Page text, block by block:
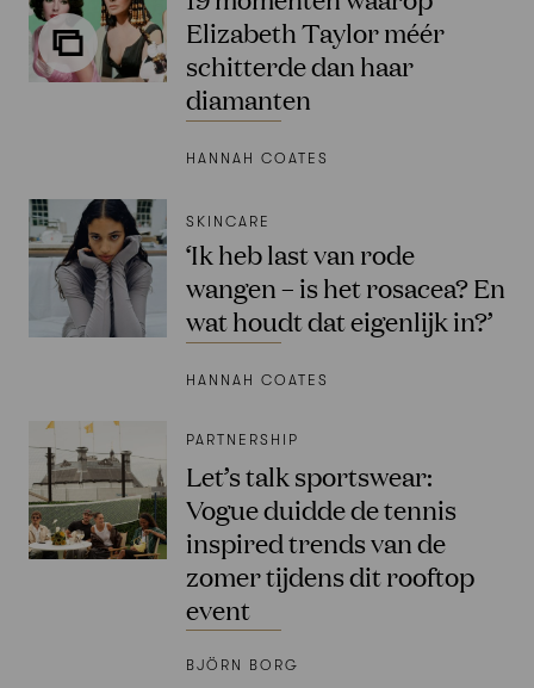
Elizabeth Taylor méér
schitterde dan haar
diamanten
HANNAH COATES
SKINCARE
‘Ik heb last van rode
wangen – is het rosacea? En
wat houdt dat eigenlijk in?’
HANNAH COATES
PARTNERSHIP
Let’s talk sportswear:
Vogue duidde de tennis
inspired trends van de
zomer tijdens dit rooftop
event
BJÖRN BORG